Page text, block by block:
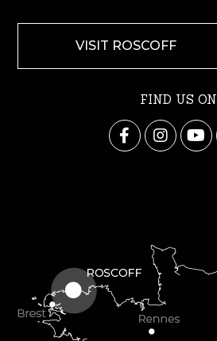
VISIT ROSCOFF
FIND US ON